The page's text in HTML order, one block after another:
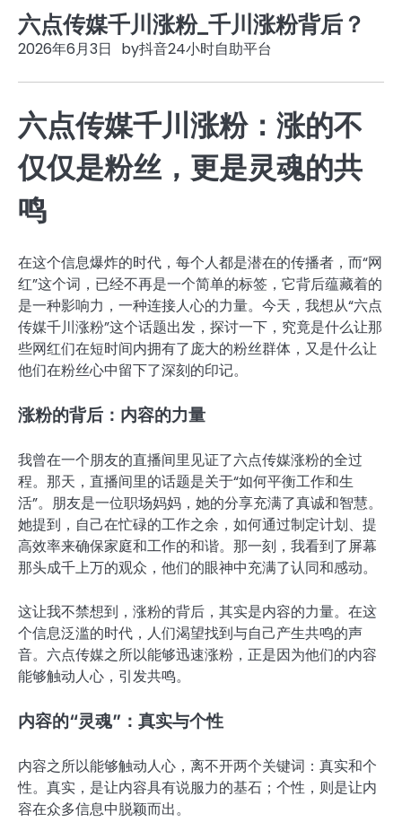
六点传媒千川涨粉_千川涨粉背后？
2026年6月3日 by抖音24小时自助平台
六点传媒千川涨粉：涨的不
仅仅是粉丝，更是灵魂的共
鸣
在这个信息爆炸的时代，每个人都是潜在的传播者，而“网
红”这个词，已经不再是一个简单的标签，它背后蕴藏着的
是一种影响力，一种连接人心的力量。今天，我想从“六点
传媒千川涨粉”这个话题出发，探讨一下，究竟是什么让那
些网红们在短时间内拥有了庞大的粉丝群体，又是什么让
他们在粉丝心中留下了深刻的印记。
涨粉的背后：内容的力量
我曾在一个朋友的直播间里见证了六点传媒涨粉的全过
程。那天，直播间里的话题是关于“如何平衡工作和生
活”。朋友是一位职场妈妈，她的分享充满了真诚和智慧。
她提到，自己在忙碌的工作之余，如何通过制定计划、提
高效率来确保家庭和工作的和谐。那一刻，我看到了屏幕
那头成千上万的观众，他们的眼神中充满了认同和感动。
这让我不禁想到，涨粉的背后，其实是内容的力量。在这
个信息泛滥的时代，人们渴望找到与自己产生共鸣的声
音。六点传媒之所以能够迅速涨粉，正是因为他们的内容
能够触动人心，引发共鸣。
内容的“灵魂”：真实与个性
内容之所以能够触动人心，离不开两个关键词：真实和个
性。真实，是让内容具有说服力的基石；个性，则是让内
容在众多信息中脱颖而出。